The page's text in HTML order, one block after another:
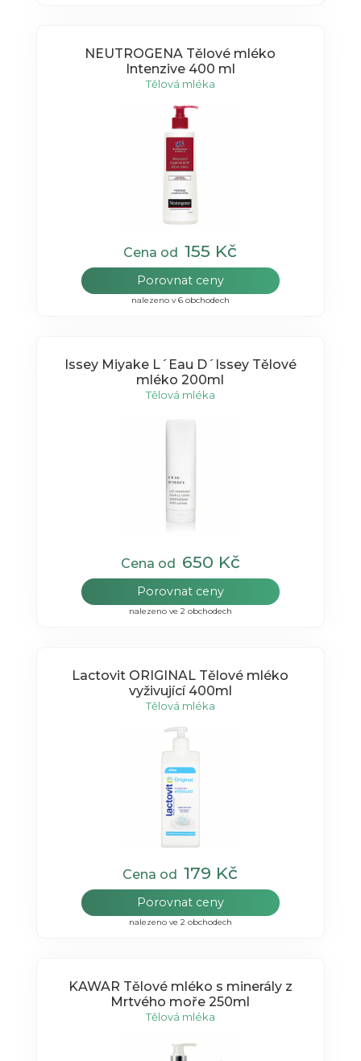
NEUTROGENA Tělové mléko
Intenzive 400 ml
Tělová mléka
Cena od 155 Kč
Porovnat ceny
nalezeno v 6 obchodech
Issey Miyake L´Eau D´Issey Tělové
mléko 200ml
Tělová mléka
Cena od 650 Kč
Porovnat ceny
nalezeno ve 2 obchodech
Lactovit ORIGINAL Tělové mléko
vyživující 400ml
Tělová mléka
Cena od 179 Kč
Porovnat ceny
nalezeno ve 2 obchodech
KAWAR Tělové mléko s minerály z
Mrtvého moře 250ml
Tělová mléka